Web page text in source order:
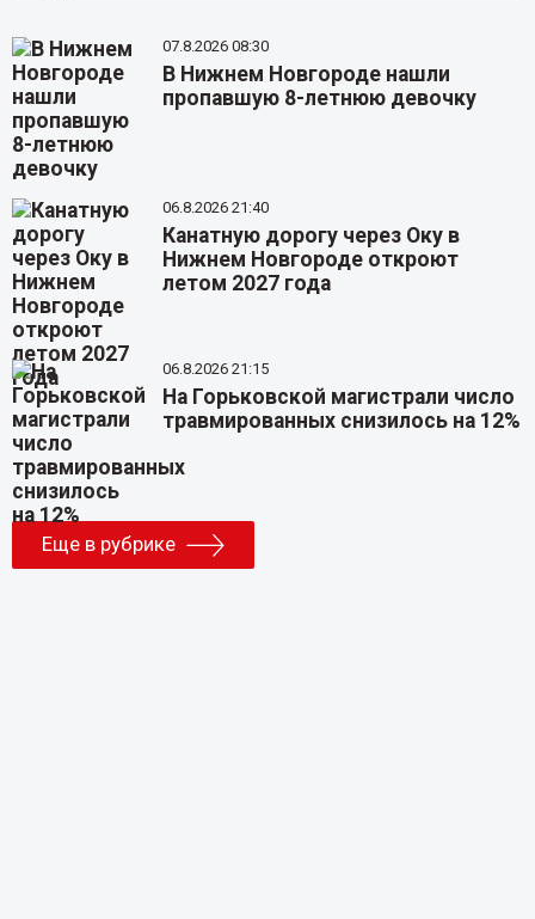
07.8.2026 08:30
В Нижнем Новгороде нашли
пропавшую 8-летнюю девочку
06.8.2026 21:40
Канатную дорогу через Оку в
Нижнем Новгороде откроют
летом 2027 года
06.8.2026 21:15
На Горьковской магистрали число
травмированных снизилось на 12%
Еще в рубрике